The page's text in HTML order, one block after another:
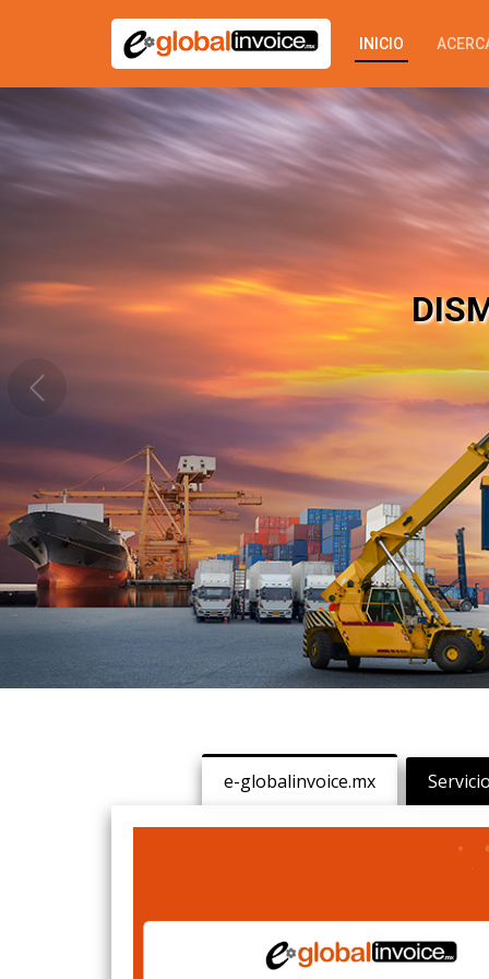
INICIO
INVOICE PROCESSING
FOREIGN TRADE
Work smarter and
CONOCE MÁS.. CONTRATAR
e-globalinvoice.mx